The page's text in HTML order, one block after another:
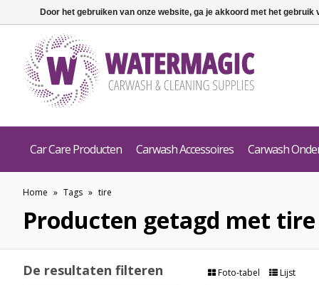
Car Care Producten Carwash Accessoires Carwash
Home » Tags » tire
Producten getagd met tire
Foto-tabel Lijst
De resultaten filteren
Door het gebruiken van onze website, ga je akkoord met het